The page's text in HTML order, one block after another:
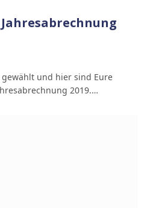
und hier sind Eure
2019.…